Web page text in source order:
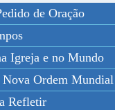
de Oração
Igreja e no Mundo
Nova Ordem Mundial
Refletir